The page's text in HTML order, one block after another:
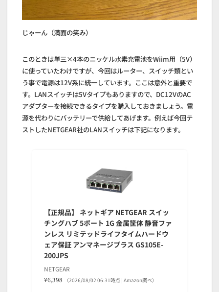
じゃーん（満面の笑み）
このときは単三×4本のニッケル水素充電池をWiim用（5V）
に使っていたわけですが、今回はルーター、スイッチ類とい
う事で電源は12V系に統一しています。ここは意外と重要で
す。LANスイッチは5Vタイプもありますので、DC12VのAC
アダプターを接続できるタイプを購入しておきましょう。電
源を代わりにバッテリーで供給してあげます。例えば今回テ
ストしたNETGEAR社のLANスイッチは下記になります。
【正規品】 ネットギア NETGEAR スイッ
チングハブ 5ポート 1G 金属筐体 静音ファ
ンレス リミテッドライフタイムハードウ
ェア保証 アンマネージプラス GS105E-
200JPS
NETGEAR
¥6,398
（2026/08/02 06:31時点 | Amazon調べ）